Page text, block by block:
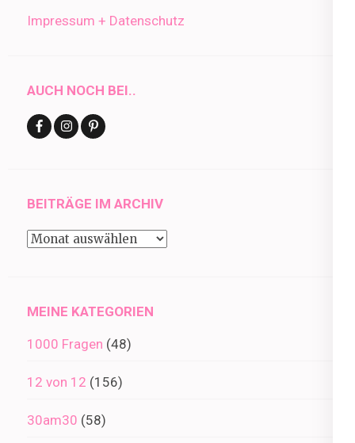
Impressum + Datenschutz
AUCH NOCH BEI..
BEITRÄGE IM ARCHIV
Beiträge
MEINE KATEGORIEN
1000 Fragen (48)
12 von 12 (156)
30am30 (58)